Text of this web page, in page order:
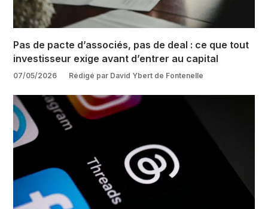
Pas de pacte d’associés, pas de deal : ce que tout
investisseur exige avant d’entrer au capital
07/05/2026 Rédigé par David Ybert de Fontenelle